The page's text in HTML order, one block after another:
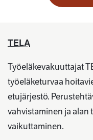
TELA
Työeläkevakuuttajat
työeläketurvaa
etujärjestö.
vahvistaminen ja
vaikuttaminen.